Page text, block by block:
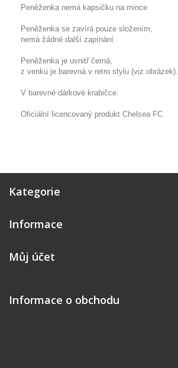
Peněženka nemá kapsičku na mince
Peněženka se zavírá pouze složením,
nemá žádné další zapínání.
Peněženka je uvnitř černá,
z venku je barevná v retro stylu (viz obrázek).
V barevné dárkové krabičce.
Oficiální licencovaný produkt Chelsea FC
Kategorie
Informace
Můj účet
Informace o obchodu